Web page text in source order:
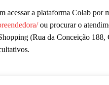
acessar a plataforma Colab
ou procurar o
(Rua da Conceição 188,